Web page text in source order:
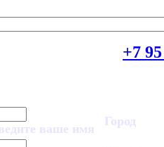
+7
ваше имя
Город